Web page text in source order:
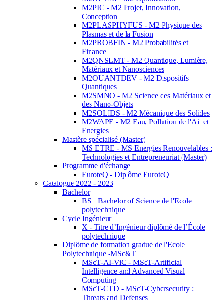
M2PIC - M2 Projet, Innovation,
Conception
M2PLASPHYFUS - M2 Physique des
Plasmas et de la Fusion
M2PROBFIN - M2 Probabilités et
Finance
M2QNSLMT - M2 Quantique, Lumière,
Matériaux et Nanosciences
M2QUANTDEV - M2 Dispositifs
Quantiques
M2SMNO - M2 Science des Matériaux et
des Nano-Objets
M2SOLIDS - M2 Mécanique des Solides
M2WAPE - M2 Eau, Pollution de l'Air et
Energies
Mastère spécialisé (Master)
MS ETRE - MS Energies Renouvelables :
Technologies et Entrepreneuriat (Master)
Programme d'échange
EuroteQ - Diplôme EuroteQ
Catalogue 2022 - 2023
Bachelor
BS - Bachelor of Science de l'Ecole
polytechnique
Cycle Ingénieur
X - Titre d’Ingénieur diplômé de l’École
polytechnique
Diplôme de formation gradué de l'Ecole
Polytechnique -MSc&T
MScT-AI-ViC - MScT-Artificial
Intelligence and Advanced Visual
Computing
MScT-CTD - MScT-Cybersecurity :
Threats and Defenses